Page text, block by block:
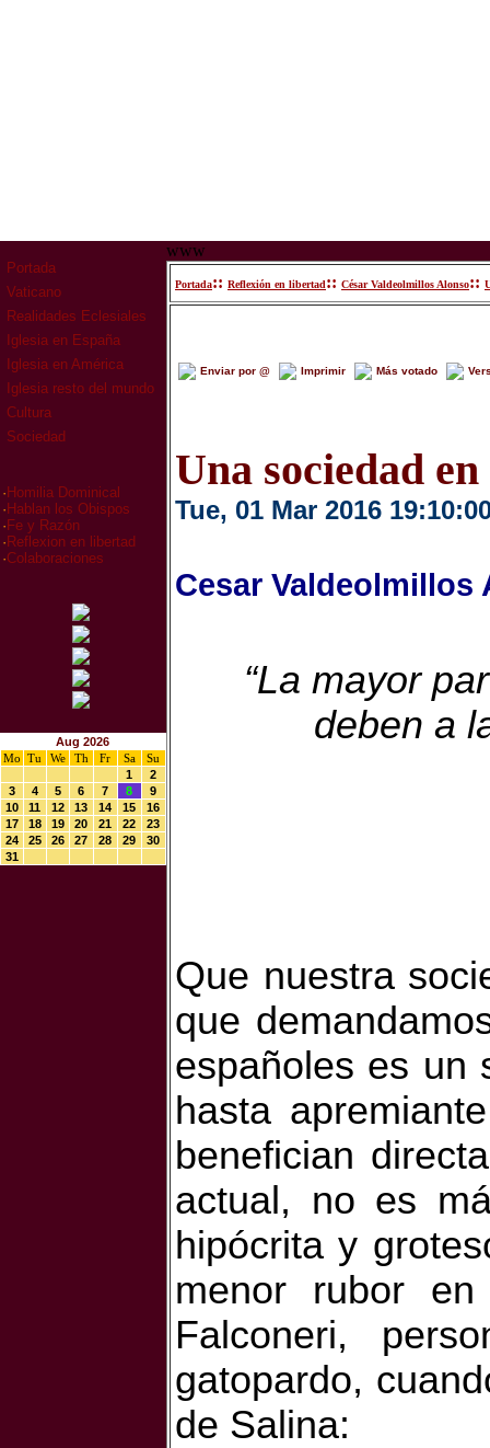
Portada
Vaticano
Realidades Eclesiales
Iglesia en España
Iglesia en América
Iglesia resto del mundo
Cultura
Sociedad
· Homilia Dominical
· Hablan los Obispos
· Fe y Razón
· Reflexion en libertad
·Colaboraciones
Aug 2026
Mo
Tu We Th Fr Sa
Su
1
2
3
4 5 6 7 8
9
10
11 12 13 14 15
16
17
18 19 20 21 22
23
24
25 26 27 28 29
30
31
www
Portada:: Reflexión en libertad:: César Valdeolmillos Alonso::
Enviar por @ Imprimir Más votado
Una sociedad
Tue, 01 Mar 2016
Cesar Valdeolmillos
“La mayor
deben a
Que nuestra
que
españoles es un
hasta
benefician
actual, no es
hipócrita y
menor rubor
Falconeri,
gatopardo,
de Salina: